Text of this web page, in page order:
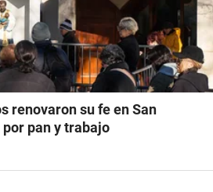
renovaron su fe en San
pan y trabajo